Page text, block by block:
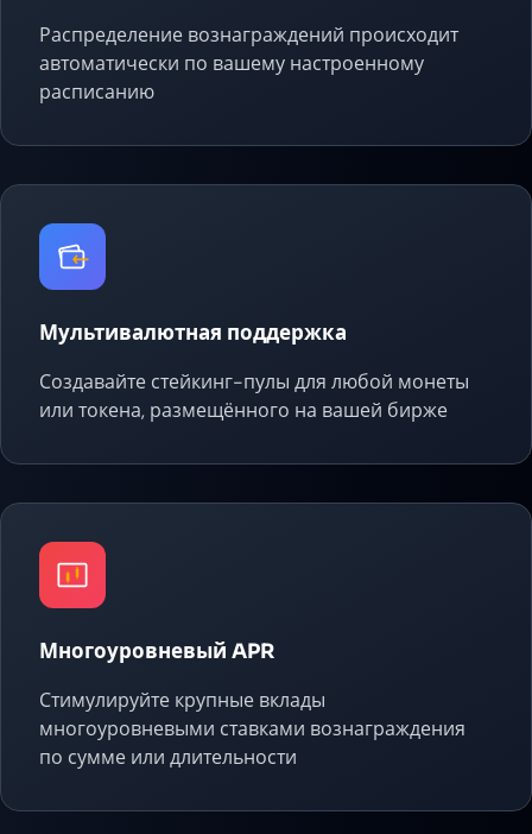
Распределение вознаграждений происходит
автоматически по вашему настроенному
расписанию
Мультивалютная поддержка
Создавайте стейкинг-пулы для любой монеты
или токена, размещённого на вашей бирже
Многоуровневый APR
Стимулируйте крупные вклады
многоуровневыми ставками вознаграждения
по сумме или длительности